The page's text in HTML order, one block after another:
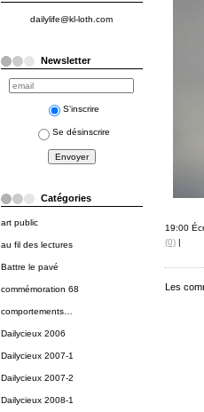
dailylife@kl-loth.com
Newsletter
S'inscrire
Se désinscrire
Catégories
art public
au fil des lectures
Battre le pavé
commémoration 68
comportements…
Dailycieux 2006
Dailycieux 2007-1
Dailycieux 2007-2
Dailycieux 2008-1
19:00
(0)|
Les